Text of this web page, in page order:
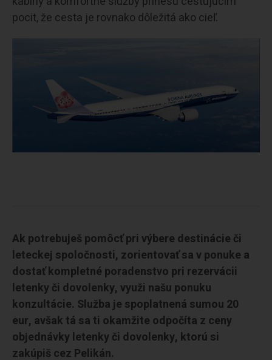
pocit, že cesta je rovnako dôležitá ako cieľ.
Ak potrebuješ pomôcť pri výbere destinácie či
leteckej spoločnosti, zorientovať sa v ponuke a
dostať kompletné poradenstvo pri rezervácii
letenky či dovolenky, využi našu ponuku
konzultácie. Služba je spoplatnená sumou 20
eur, avšak tá sa ti okamžite odpočíta z ceny
objednávky letenky či dovolenky, ktorú si
zakúpiš cez Pelikán.